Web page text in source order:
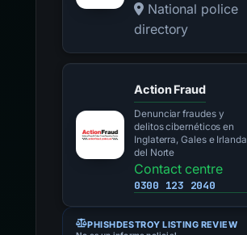
National police
directory
Action Fraud
Denunciar fraudes y
delitos cibernéticos en
Inglaterra, Gales e Irlanda
del Norte
Contact centre
0300 123 2040
PHISHDESTROY LISTING REVIEW